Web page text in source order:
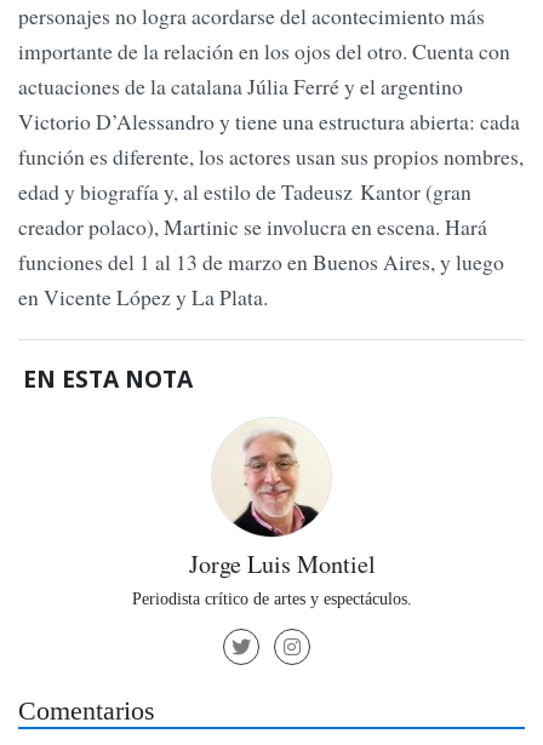
personajes no logra acordarse del acontecimiento más
importante de la relación en los ojos del otro. Cuenta con
actuaciones de la catalana Júlia Ferré y el argentino
Victorio D’Alessandro y tiene una estructura abierta: cada
función es diferente, los actores usan sus propios nombres,
edad y biografía y, al estilo de Tadeusz Kantor (gran
creador polaco), Martinic se involucra en escena. Hará
funciones del 1 al 13 de marzo en Buenos Aires, y luego
en Vicente López y La Plata.
EN ESTA NOTA
Jorge Luis Montiel
Periodista crítico de artes y espectáculos.
Comentarios